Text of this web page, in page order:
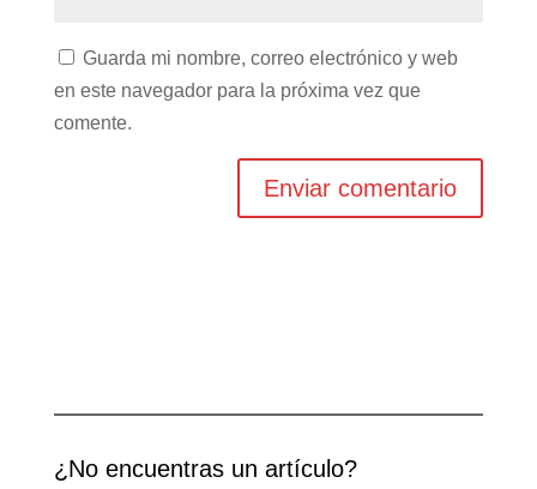
Guarda mi nombre, correo electrónico y web
en este navegador para la próxima vez que
comente.
¿No encuentras un artículo?